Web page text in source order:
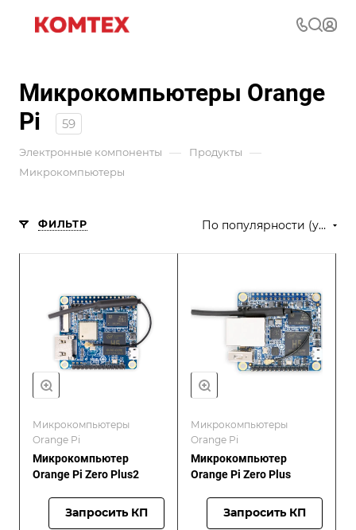
Микрокомпьютеры Orange
Pi
59
Электронные компоненты — Продукты —
Микрокомпьютеры
ФИЛЬТР По популярности (убывание)
Микрокомпьютеры
Orange Pi
Микрокомпьютер
Orange Pi Zero Plus2
Запросить КП
Микрокомпьютеры
Orange Pi
Микрокомпьютер
Orange Pi Zero Plus
Запросить КП